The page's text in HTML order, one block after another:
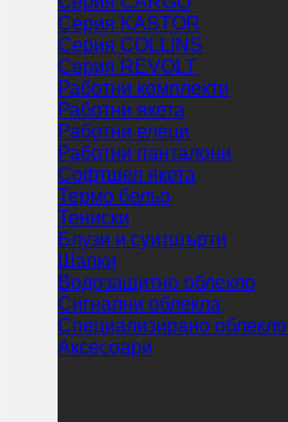
Серия KASTOR
Серия COLLINS
Серия REVOLT
Работни комплекти
Работни якета
Работни елеци
Работни панталони
Софтшел якета
Термо бельо
Тениски
Блузи и суитшърти
Шапки
Водозащитно облекло
Сигнални облекла
Специализирано облекло
Аксесоари